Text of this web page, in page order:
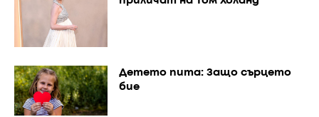
Детето пита: Защо сърцето
бие